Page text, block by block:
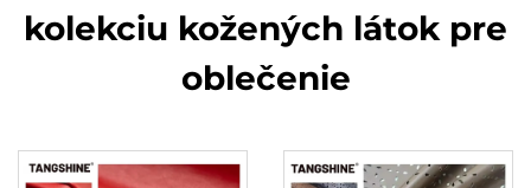
kolekciu kožených látok pre
oblečenie